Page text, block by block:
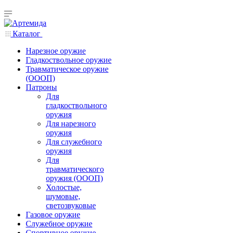
Каталог
Нарезное оружие
Гладкоствольное оружие
Травматическое оружие
(ОООП)
Патроны
Для
гладкоствольного
оружия
Для нарезного
оружия
Для служебного
оружия
Для
травматического
оружия (ОООП)
Холостые,
шумовые,
светозвуковые
Газовое оружие
Служебное оружие